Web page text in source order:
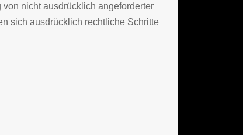
nicht ausdrücklich angeforderter
sich ausdrücklich rechtliche Schritte